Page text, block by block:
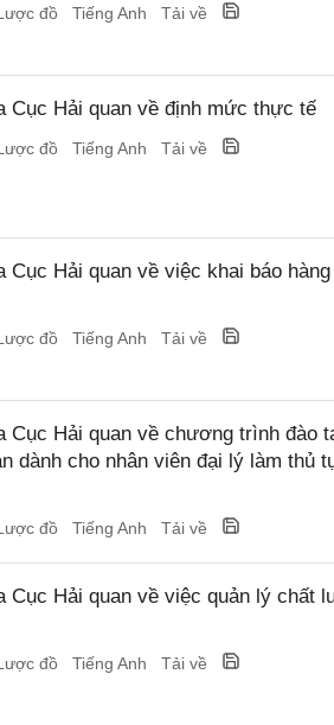
đồ Tiếng Anh Tải về
Cục Hải quan về định mức thực tế
đồ Tiếng Anh Tải về
Cục Hải quan về việc khai báo
đồ Tiếng Anh Tải về
Cục Hải quan về chương trình đào
dành cho nhân viên đại lý làm thủ
đồ Tiếng Anh Tải về
Cục Hải quan về việc quản lý chất
đồ Tiếng Anh Tải về